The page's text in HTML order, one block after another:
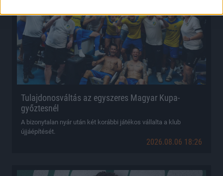
Tulajdonosváltás az egyszeres Magyar Kupa-
győztesnél
A bizonytalan nyár után két korábbi játékos vállalta a klub
újjáépítését.
2026.08.06 18:26